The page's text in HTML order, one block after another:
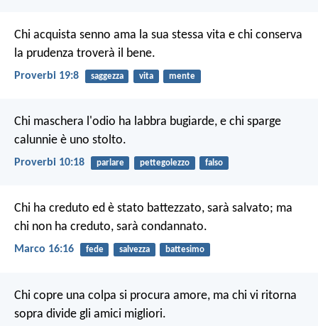
Chi acquista senno ama la sua stessa vita e chi conserva
la prudenza troverà il bene.
Proverbi 19:8 saggezza vita mente
Chi maschera l'odio ha labbra bugiarde, e chi sparge
calunnie è uno stolto.
Proverbi 10:18 parlare pettegolezzo falso
Chi ha creduto ed è stato battezzato, sarà salvato; ma
chi non ha creduto, sarà condannato.
Marco 16:16 fede salvezza battesimo
Chi copre una colpa si procura amore, ma chi vi ritorna
sopra divide gli amici migliori.